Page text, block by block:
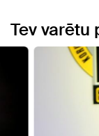
Tev varētu